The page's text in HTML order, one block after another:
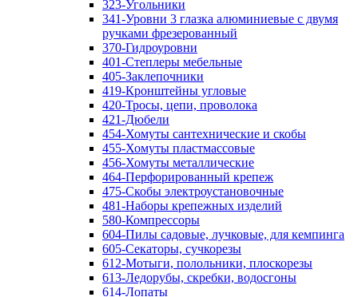
323-Угольники
341-Уровни 3 глазка алюминиевые с двумя
ручками фрезерованный
370-Гидроуровни
401-Степлеры мебельные
405-Заклепочники
419-Кронштейны угловые
420-Тросы, цепи, проволока
421-Дюбели
454-Хомуты сантехнические и скобы
455-Хомуты пластмассовые
456-Хомуты металлические
464-Перфорированный крепеж
475-Скобы электроустановочные
481-Наборы крепежных изделий
580-Компрессоры
604-Пилы садовые, лучковые, для кемпинга
605-Секаторы, сучкорезы
612-Мотыги, полольники, плоскорезы
613-Ледорубы, скребки, водосгоны
614-Лопаты